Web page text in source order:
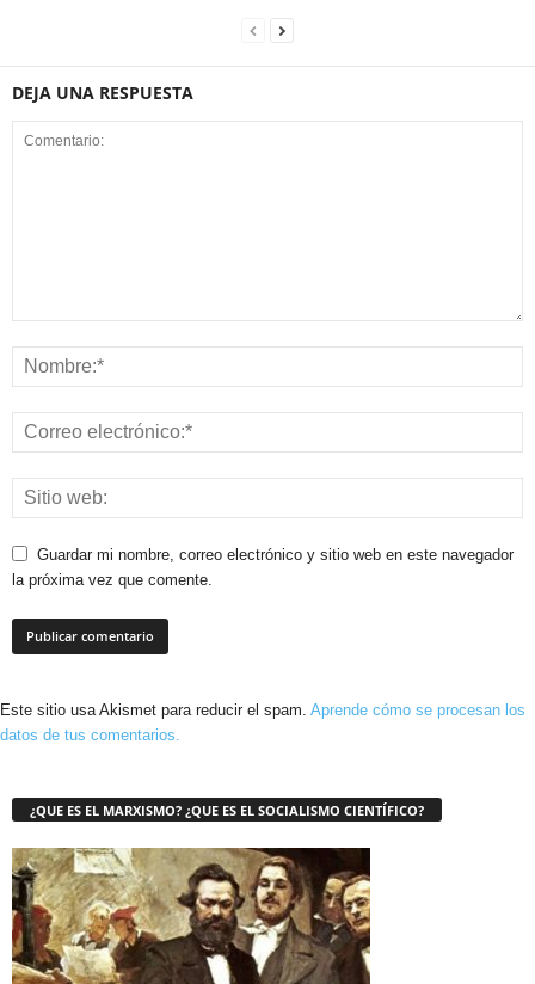
DEJA UNA RESPUESTA
Guardar mi nombre, correo electrónico y sitio web en este navegador
la próxima vez que comente.
Este sitio usa Akismet para reducir el spam. Aprende cómo se procesan los
datos de tus comentarios.
¿QUE ES EL MARXISMO? ¿QUE ES EL SOCIALISMO CIENTÍFICO?